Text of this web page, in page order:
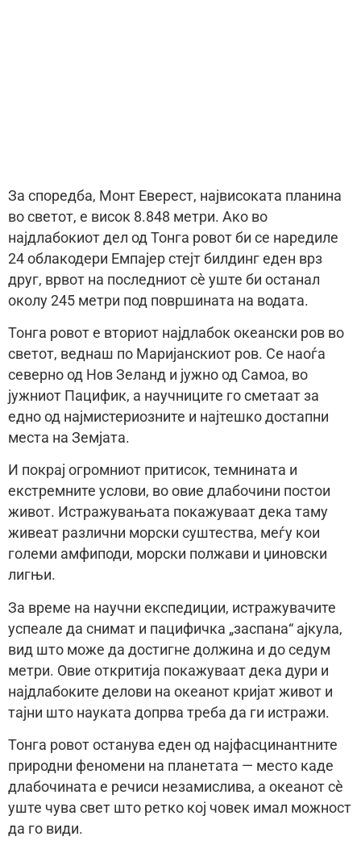
За споредба, Монт Еверест, највисоката планина
во светот, е висок 8.848 метри. Ако во
најдлабокиот дел од Тонга ровот би се наредиле
24 облакодери Емпајер стејт билдинг еден врз
друг, врвот на последниот сè уште би останал
околу 245 метри под површината на водата.
Тонга ровот е вториот најдлабок океански ров во
светот, веднаш по Маријанскиот ров. Се наоѓа
северно од Нов Зеланд и јужно од Самоа, во
јужниот Пацифик, а научниците го сметаат за
едно од најмистериозните и најтешко достапни
места на Земјата.
И покрај огромниот притисок, темнината и
екстремните услови, во овие длабочини постои
живот. Истражувањата покажуваат дека таму
живеат различни морски суштества, меѓу кои
големи амфиподи, морски полжави и џиновски
лигњи.
За време на научни експедиции, истражувачите
успеале да снимат и пацифичка „заспана“ ајкула,
вид што може да достигне должина и до седум
метри. Овие откритија покажуваат дека дури и
најдлабоките делови на океанот кријат живот и
тајни што науката допрва треба да ги истражи.
Тонга ровот останува еден од најфасцинантните
природни феномени на планетата — место каде
длабочината е речиси незамислива, а океанот сè
уште чува свет што ретко кој човек имал можност
да го види.